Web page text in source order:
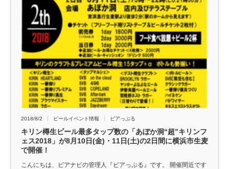
2018/8/2 ビールイベント情報 ビアっぷる
キリン樽生ビール最多タップ数の「あぼか洞“超”キリンフ
ェス2018」が8月10日(金)・11日(土)の2日間に横浜市生麦
で開催！
こんにちは、ビアナビの管理人『ビアっぷる』です。 開催間近です